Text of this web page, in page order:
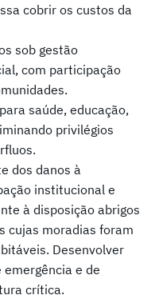
cobrir os custos da
sob gestão
com participação
saúde, educação,
privilégios
dos danos à
institucional e
à disposição abrigos
cujas moradias foram
Desenvolver
e de
crítica.